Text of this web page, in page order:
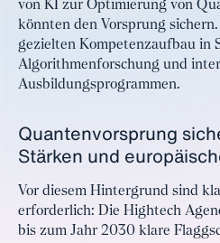
von KI zur Optimierung von
könnten den Vorsprung
gezielten Kompetenzaufbau in
Algorithmenforschung und
Ausbildungsprogrammen.
Quantenvorsprung
Stärken und
Vor diesem Hintergrund sind
erforderlich: Die Hightech
bis zum Jahr 2030 klare